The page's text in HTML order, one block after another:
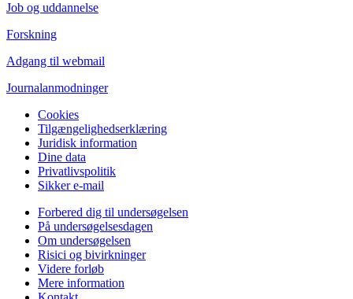
Job og uddannelse
Forskning
Adgang til webmail
Journalanmodninger
Cookies
Tilgængelighedserklæring
Juridisk information
Dine data
Privatlivspolitik
Sikker e-mail
Forbered dig til undersøgelsen
På undersøgelsesdagen
Om undersøgelsen
Risici og bivirkninger
Videre forløb
Mere information